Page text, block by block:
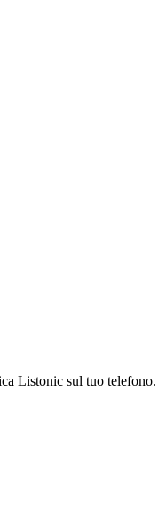
Listonic sul tuo telefono.